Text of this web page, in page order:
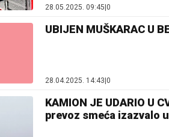
28.05.2025. 09:45|0
UBIJEN MUŠKARAC U
28.04.2025. 14:43 0
KAMION JE UDARIO U
prevoz smeća izazvalo